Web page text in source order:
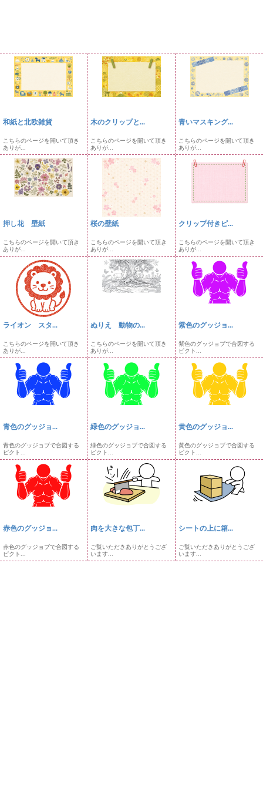
和紙と北欧雑貨
こちらのページを開いて頂き
ありが...
木のクリップと...
こちらのページを開いて頂き
ありが...
青いマスキング...
こちらのページを開いて頂き
ありが...
押し花 壁紙
こちらのページを開いて頂き
ありが...
桜の壁紙
こちらのページを開いて頂き
ありが...
クリップ付きピ...
こちらのページを開いて頂き
ありが...
ライオン スタ...
こちらのページを開いて頂き
ありが...
ぬりえ 動物の...
こちらのページを開いて頂き
ありが...
紫色のグッジョ...
紫色のグッジョブで合図する
ピクト...
青色のグッジョ...
青色のグッジョブで合図する
ピクト...
緑色のグッジョ...
緑色のグッジョブで合図する
ピクト...
黄色のグッジョ...
黄色のグッジョブで合図する
ピクト...
赤色のグッジョ...
赤色のグッジョブで合図する
ピクト...
肉を大きな包丁...
ご覧いただきありがとうござ
います...
シートの上に箱...
ご覧いただきありがとうござ
います...